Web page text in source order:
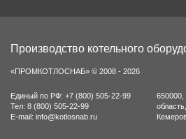
Производство котельного
«ПРОМКОТЛОСНАБ» © 2008 - 2026
Единый по РФ: +7 (800) 505-22-99
Тел: 8 (800) 505-22-99
E-mail: info@kotlosnab.ru
650000
область